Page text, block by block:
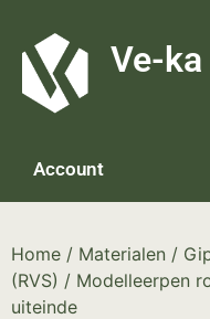
Ve-ka
Account
Home / Materialen /
(RVS) / Modelleerpen
uiteinde